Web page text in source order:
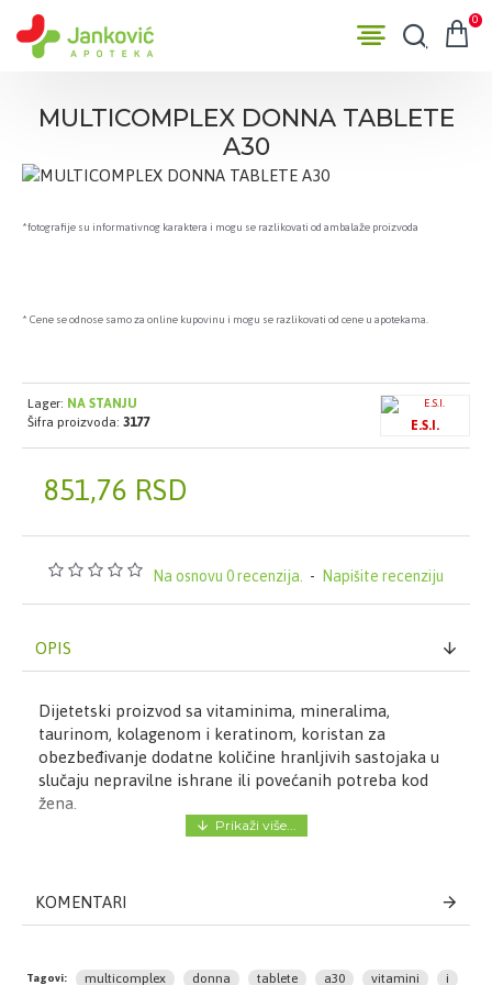
0
MULTICOMPLEX DONNA TABLETE
A30
*fotografije su informativnog karaktera i mogu se razlikovati od ambalaže proizvoda
* Cene se odnose samo za online kupovinu i mogu se razlikovati od cene u apotekama.
Na osnovu 0 recenzija. - Napišite recenziju
851,76 RSD
Lager: NA STANJU
Šifra proizvoda: 3177 E.S.I.
OPIS
Dijetetski proizvod sa vitaminima, mineralima,
taurinom, kolagenom i keratinom, koristan za
obezbeđivanje dodatne količine hranljivih sastojaka u
slučaju nepravilne ishrane ili povećanih potreba kod
žena.
Sastav:
-Sadržaj vitamina: A, B1, B2, Niacin, pantotenska
KOMENTARI
Tagovi: multicomplex donna tablete a30 vitamini
i